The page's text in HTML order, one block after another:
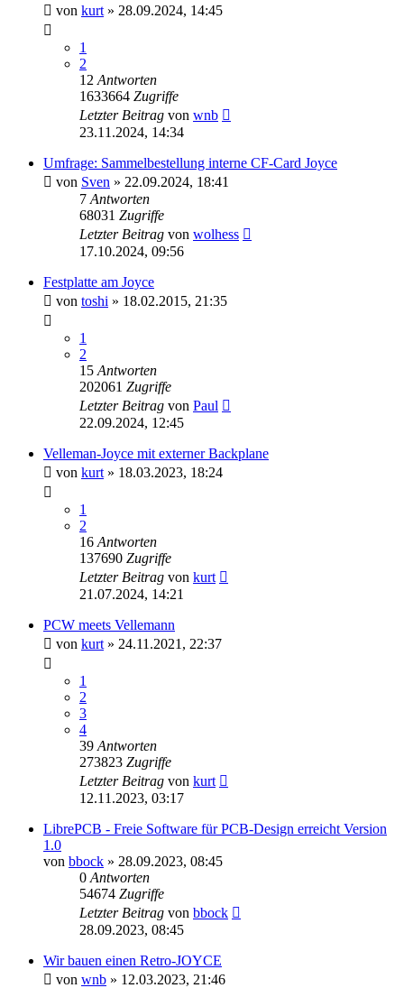
von kurt » 28.09.2024, 14:45
1
2
12 Antworten
1633664 Zugriffe
Letzter Beitrag von wnb
23.11.2024, 14:34
Umfrage: Sammelbestellung interne CF-Card Joyce
von Sven » 22.09.2024, 18:41
7 Antworten
68031 Zugriffe
Letzter Beitrag von wolhess
17.10.2024, 09:56
Festplatte am Joyce
von toshi » 18.02.2015, 21:35
1
2
15 Antworten
202061 Zugriffe
Letzter Beitrag von Paul
22.09.2024, 12:45
Velleman-Joyce mit externer Backplane
von kurt » 18.03.2023, 18:24
1
2
16 Antworten
137690 Zugriffe
Letzter Beitrag von kurt
21.07.2024, 14:21
PCW meets Vellemann
von kurt » 24.11.2021, 22:37
1
2
3
4
39 Antworten
273823 Zugriffe
Letzter Beitrag von kurt
12.11.2023, 03:17
LibrePCB - Freie Software für PCB-Design erreicht Version
1.0
von bbock » 28.09.2023, 08:45
0 Antworten
54674 Zugriffe
Letzter Beitrag von bbock
28.09.2023, 08:45
Wir bauen einen Retro-JOYCE
von wnb » 12.03.2023, 21:46